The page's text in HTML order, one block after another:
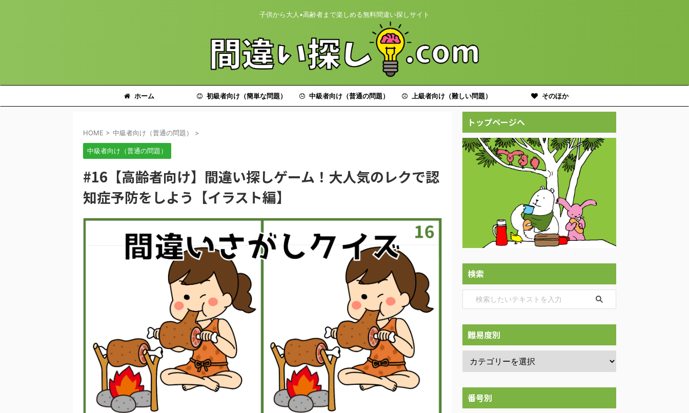
子供から大人•高齢者まで楽しめる無料間違い探しサイト
ホーム 初級者向け（簡単な問題） 中級者向け（普通の問題） 上級者向け（難しい問題） そのほか
HOME > 中級者向け（普通の問題） >
中級者向け（普通の問題）
#16【高齢者向け】間違い探しゲーム！大人気のレクで認
知症予防をしよう【イラスト編】
トップページへ
検索
難易度別
番号別